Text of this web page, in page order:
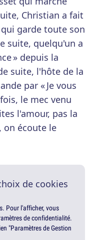
Christian a fait
garde toute son
suite, quelqu'un a
» depuis la
suite, l'hôte de la
par « Je vous
le mec venu
l'amour, pas la
on écoute le
de cookies
Pour l'afficher, vous
de confidentialité.
"Paramètres de Gestion